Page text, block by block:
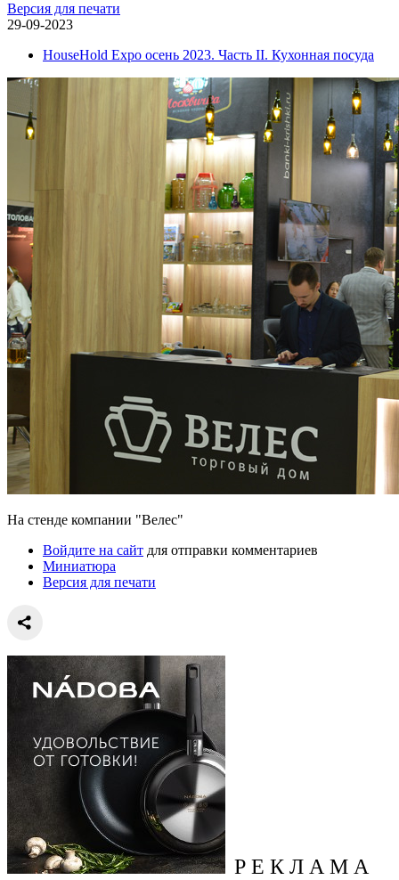
Версия для печати
29-09-2023
HouseHold Expo осень 2023. Часть II. Кухонная посуда
На стенде компании "Велес"
Войдите на сайт для отправки комментариев
Миниатюра
Версия для печати
Р Е К Л А М А